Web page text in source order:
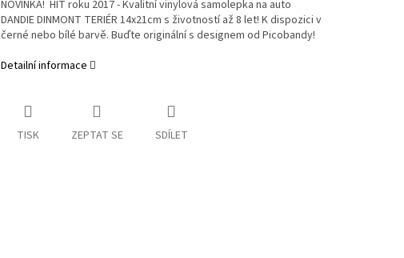
NOVINKA! HIT roku 2017 - Kvalitní vinylová samolepka na auto
DANDIE DINMONT TERIÉR 14x21cm s životností až 8 let! K dispozici v
černé nebo bílé barvě. Buďte originální s designem od Picobandy!
Detailní informace
TISK ZEPTAT SE SDÍLET